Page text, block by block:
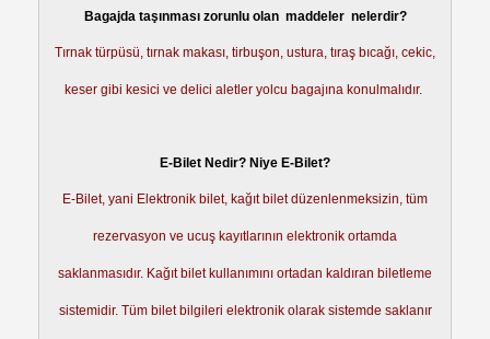
Bagajda taşınması zorunlu olan maddeler nelerdir?
Tırnak türpüsü, tırnak makası, tirbuşon, ustura, tıraş bıcağı, cekic,
keser gibi kesici ve delici aletler yolcu bagajına konulmalıdır.
E-Bilet Nedir? Niye E-Bilet?
E-Bilet, yani Elektronik bilet, kağıt bilet düzenlenmeksizin, tüm
rezervasyon ve ucuş kayıtlarının elektronik ortamda
saklanmasıdır. Kağıt bilet kullanımını ortadan kaldıran biletleme
sistemidir. Tüm bilet bilgileri elektronik olarak sistemde saklanır